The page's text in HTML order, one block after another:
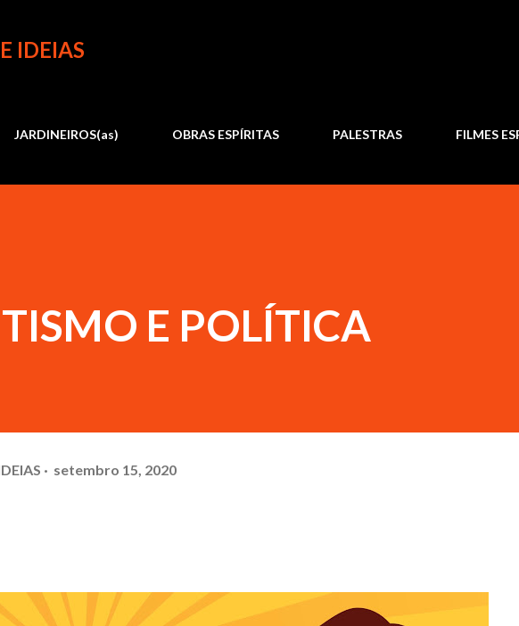
IDEIAS
JARDINEIROS(as) OBRAS ESPÍRITAS PALESTRAS FILMES
E POLÍTICA
setembro 15, 2020